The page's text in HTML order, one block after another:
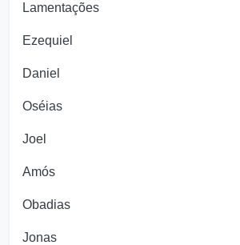
Lamentações
Ezequiel
Daniel
Oséias
Joel
Amós
Obadias
Jonas